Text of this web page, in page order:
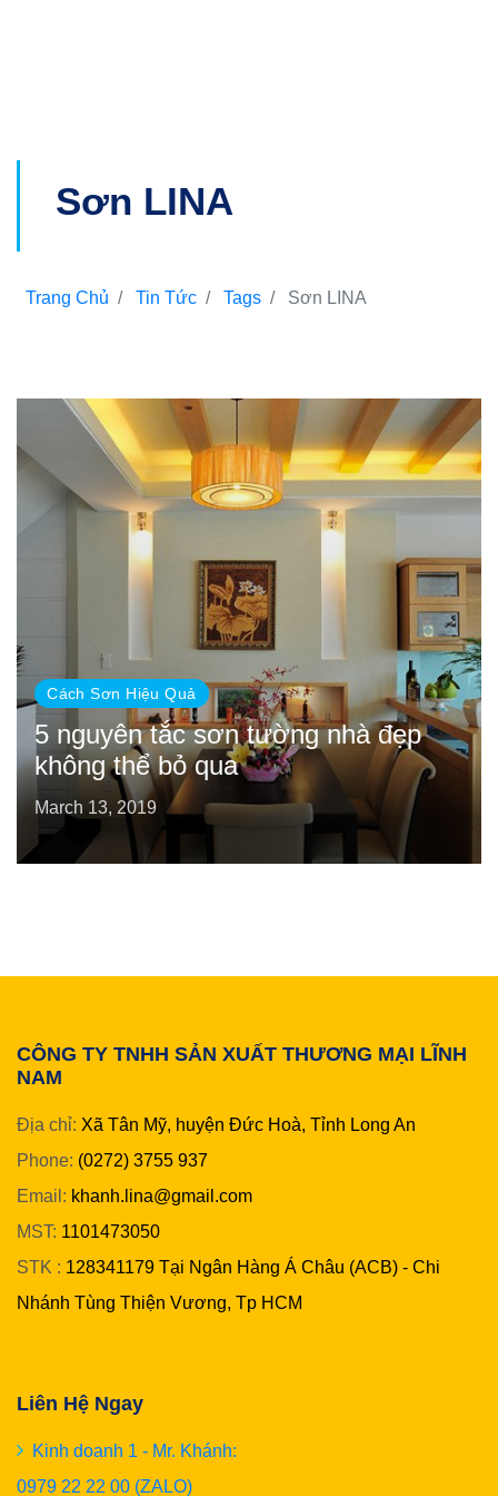
Sơn LINA
Trang Chủ Tin Tức Tags Sơn LINA
Cách Sơn Hiệu Quả
5 nguyên tắc sơn tường nhà đẹp
không thể bỏ qua
March 13, 2019
CÔNG TY TNHH SẢN XUẤT THƯƠNG MẠI LĨNH
NAM
Địa chỉ: Xã Tân Mỹ, huyện Đức Hoà, Tỉnh Long An
Phone: (0272) 3755 937
Email: khanh.lina@gmail.com
MST: 1101473050
STK : 128341179 Tại Ngân Hàng Á Châu (ACB) - Chi
Nhánh Tùng Thiện Vương, Tp HCM
Liên Hệ Ngay
Kinh doanh 1 - Mr. Khánh:
0979 22 22 00 (ZALO)